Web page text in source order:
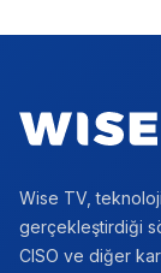
Wise TV,
gerçekleştirdiği
CISO ve diğer